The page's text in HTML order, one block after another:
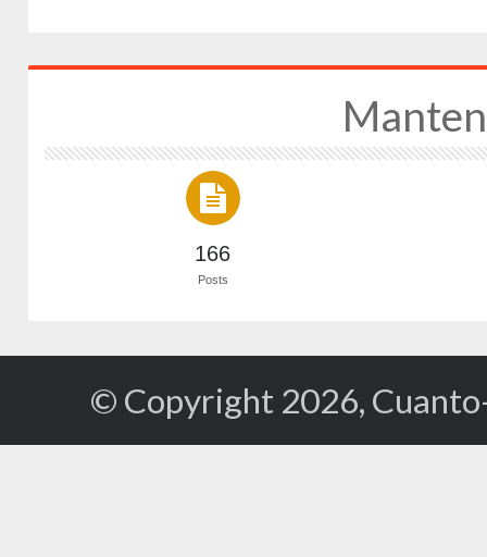
166
Posts
© Copyright 2026,